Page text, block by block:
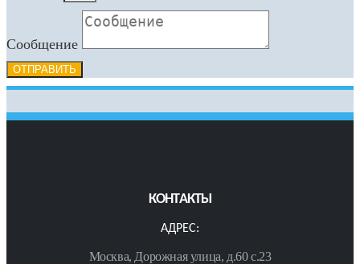
Сообщение
ОТПРАВИТЬ
КОНТАКТЫ
АДРЕС:
Москва, Дорожная улица, д.60 с.23